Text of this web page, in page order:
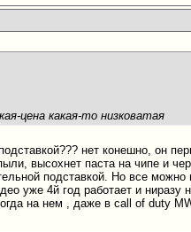
цена какая-то низковатая
нет конешно, он
высохнет паста на чипе и
подставкой. Но все
уже 4й год работает и ниразу
на нем , даже в call of duty